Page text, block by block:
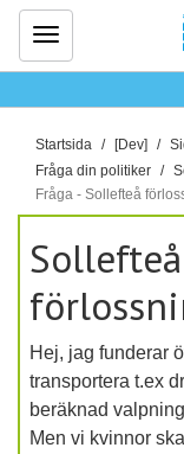
Meny
D
u
ä
h
ä
r
:
Startsida [Dev]
Fråga din politiker
Fråga - Sollefteå
Sollefteå
Hej, jag funderar
transportera t.ex
beräknad
Men vi kvinnor